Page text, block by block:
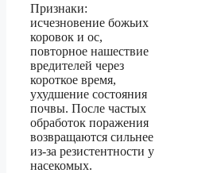
Признаки:
исчезновение божьих
коровок и ос,
повторное нашествие
вредителей через
короткое время,
ухудшение состояния
почвы. После частых
обработок поражения
возвращаются сильнее
из-за резистентности у
насекомых.